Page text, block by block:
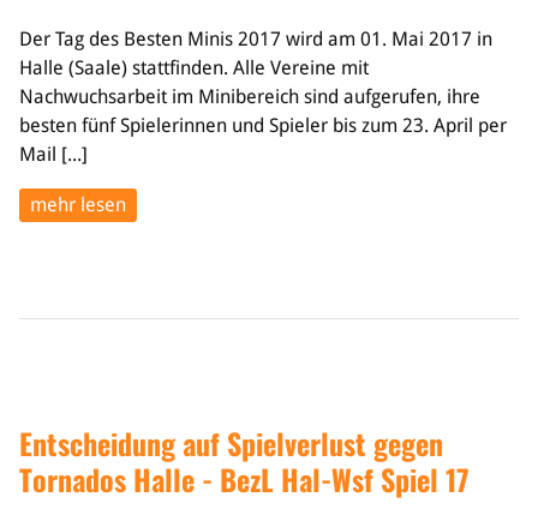
Der Tag des Besten Minis 2017 wird am 01. Mai 2017 in
Halle (Saale) stattfinden. Alle Vereine mit
Nachwuchsarbeit im Minibereich sind aufgerufen, ihre
besten fünf Spielerinnen und Spieler bis zum 23. April per
Mail [...]
mehr lesen
Entscheidung auf Spielverlust gegen
Tornados Halle - BezL Hal-Wsf Spiel 17